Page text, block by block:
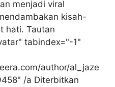
menjadi viral
kisah-
hati. Tautan
tabindex="-1"
author/al_jaze
/a Diterbitkan